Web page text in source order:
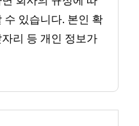
수 있습니다. 본인 확
리 등 개인 정보가